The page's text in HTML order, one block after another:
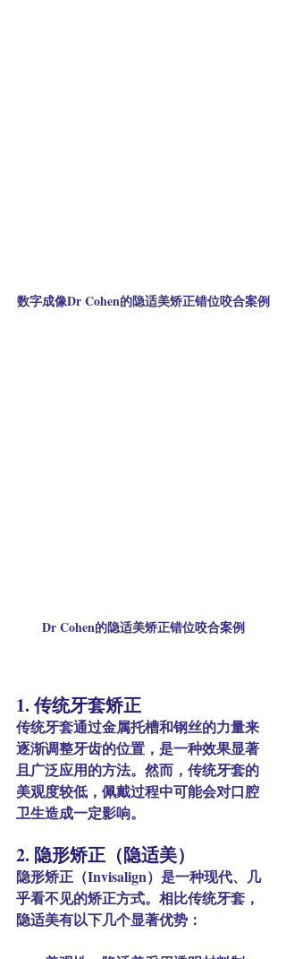
数字成像Dr Cohen的隐适美矫正错位咬合案例
Dr Cohen的隐适美矫正错位咬合案例
1. 传统牙套矫正
传统牙套通过金属托槽和钢丝的力量来
逐渐调整牙齿的位置，是一种效果显著
且广泛应用的方法。然而，传统牙套的
美观度较低，佩戴过程中可能会对口腔
卫生造成一定影响。
2. 隐形矫正（隐适美）
隐形矫正（Invisalign）是一种现代、几
乎看不见的矫正方式。相比传统牙套，
隐适美有以下几个显著优势：